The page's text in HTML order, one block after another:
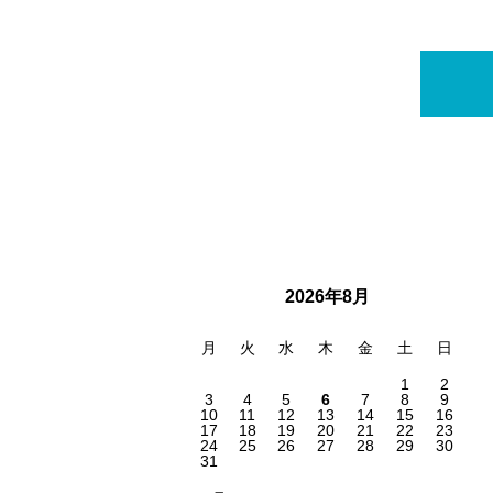
2026年8月
月 火 水 木 金 土 日
1
2
3
4 5 6 7 8
9
10
11 12 13 14 15
16
17
18 19 20 21 22
23
24
25 26 27 28 29
30
31